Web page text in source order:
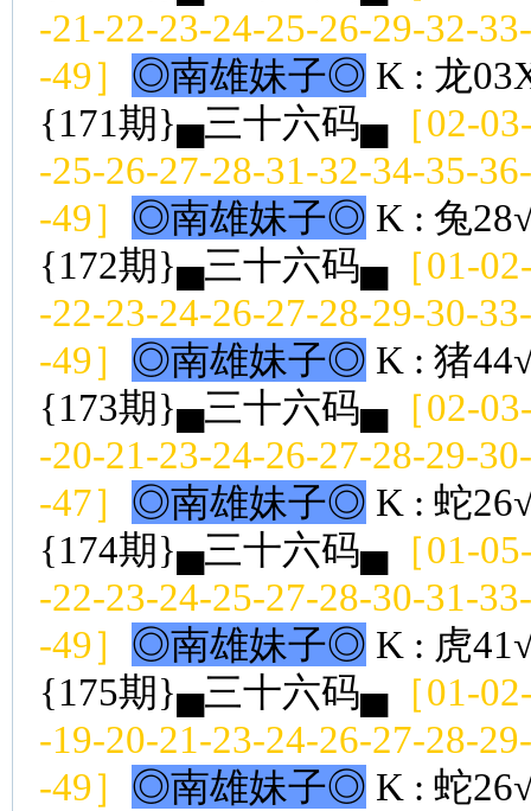
-21-22-23-24-25-26-29-32-
-49］ ◎南雄妹子◎ K : 龙
{171期}▄三十六码▄［02-
-25-26-27-28-31-32-34-35-
-49］ ◎南雄妹子◎ K : 兔
{172期}▄三十六码▄［01-
-22-23-24-26-27-28-29-30-
-49］ ◎南雄妹子◎ K : 猪
{173期}▄三十六码▄［02-
-20-21-23-24-26-27-28-29-
-47］ ◎南雄妹子◎ K : 蛇
{174期}▄三十六码▄［01-
-22-23-24-25-27-28-30-31-
-49］ ◎南雄妹子◎ K : 虎
{175期}▄三十六码▄［01-
-19-20-21-23-24-26-27-28-
-49］ ◎南雄妹子◎ K : 蛇